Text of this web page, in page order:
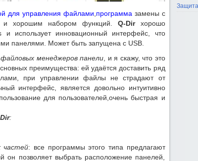
для управления файлами программа замены с
и хорошим набором функций. Q-Dirхорошо
и использует инновационный интерфейс, что
панелями. Может быть запущена с USB.
файловых менеджеров панели , и я скажу, что это
преимущества: ей удаётся доставить ряд
при управлении файлы не страдают от
интерфейс, является довольно интуитивно
для пользователей,очень быстрая и
:
частей: все программы этого типа предлагают
позволяет выбрать расположение панелей,